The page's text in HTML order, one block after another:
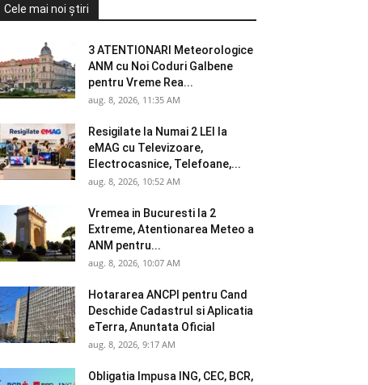
Cele mai noi știri
3 ATENTIONARI Meteorologice
ANM cu Noi Coduri Galbene
pentru Vreme Rea...
aug. 8, 2026, 11:35 AM
Resigilate la Numai 2 LEI la
eMAG cu Televizoare,
Electrocasnice, Telefoane,...
aug. 8, 2026, 10:52 AM
Vremea in Bucuresti la 2
Extreme, Atentionarea Meteo a
ANM pentru...
aug. 8, 2026, 10:07 AM
Hotararea ANCPI pentru Cand
Deschide Cadastrul si Aplicatia
eTerra, Anuntata Oficial
aug. 8, 2026, 9:17 AM
Obligatia Impusa ING, CEC, BCR,